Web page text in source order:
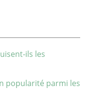
ils les
popularité parmi les